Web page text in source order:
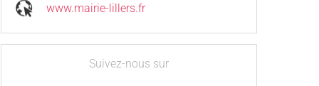
www.mairie-lillers.fr
Suivez-nous sur